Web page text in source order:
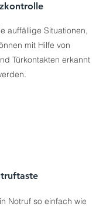
auffällige Situationen,
mit Hilfe von
Türkontakten erkannt
Notruf so einfach wie